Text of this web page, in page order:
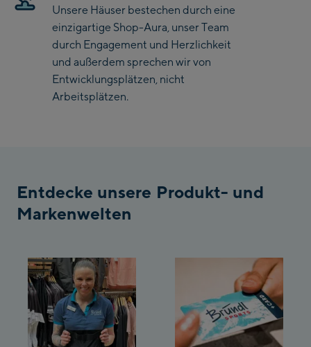
Saalbach Life.Style
Saalbach Zentrum
Kohlmaisbahn
Saalbach Ski-Service
McArthurGlen
Designer Outlet
Mayrhofen Zentrum
Penkenbahn Talstation
/ Valley station
Penkenbahn
Unsere Häuser bestechen durch eine
einzigartige Shop-Aura, unser Team
durch Engagement und Herzlichkeit
und außerdem sprechen wir von
Entwicklungsplätzen, nicht
Arbeitsplätzen.
Entdecke unsere Produkt- und
Markenwelten